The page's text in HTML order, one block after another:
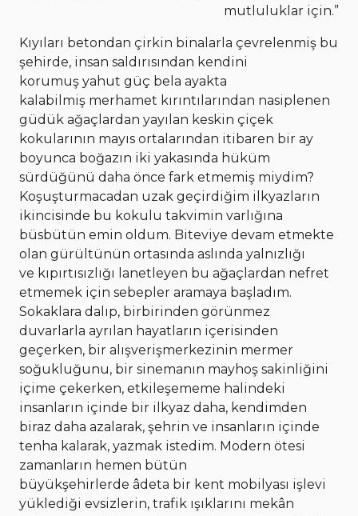
mutluluklar için.”
Kıyıları betondan çirkin binalarla çevrelenmiş bu
şehirde, insan saldırısından kendini
korumuş yahut güç bela ayakta
kalabilmiş merhamet kırıntılarından nasiplenen
güdük ağaçlardan yayılan keskin çiçek
kokularının mayıs ortalarından itibaren bir ay
boyunca boğazın iki yakasında hüküm
sürdüğünü daha önce fark etmemiş miydim?
Koşuşturmacadan uzak geçirdiğim ilkyazların
ikincisinde bu kokulu takvimin varlığına
büsbütün emin oldum. Biteviye devam etmekte
olan gürültünün ortasında aslında yalnızlığı
ve kıpırtısızlığı lanetleyen bu ağaçlardan nefret
etmemek için sebepler aramaya başladım.
Sokaklara dalıp, birbirinden görünmez
duvarlarla ayrılan hayatların içerisinden
geçerken, bir alışverişmerkezinin mermer
soğukluğunu, bir sinemanın mayhoş sakinliğini
içime çekerken, etkileşememe halindeki
insanların içinde bir ilkyaz daha, kendimden
biraz daha azalarak, şehrin ve insanların içinde
tenha kalarak, yazmak istedim. Modern ötesi
zamanların hemen bütün
büyükşehirlerde âdeta bir kent mobilyası işlevi
yüklediği evsizlerin, trafik ışıklarını mekân